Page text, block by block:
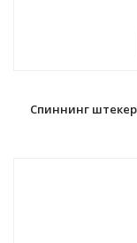
Спиннинг